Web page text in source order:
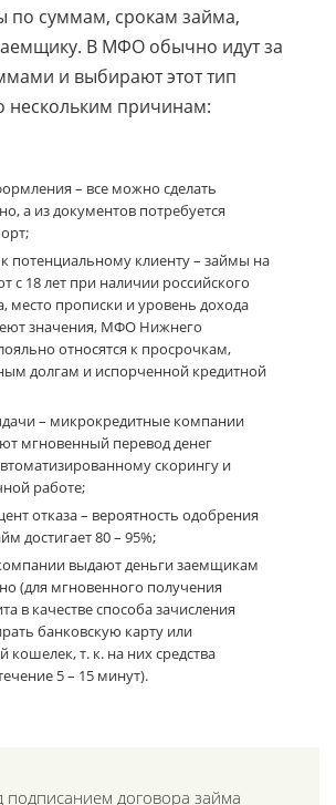
по суммам, срокам займа,
В МФО обычно идут за
и выбирают этот тип
нескольким причинам:
– все можно сделать
а из документов потребуется
потенциальному клиенту– займы на
с 18 лет при наличии российского
место прописки и уровень дохода
значения, МФО Нижнего
относятся к просрочкам,
долгам и испорченной кредитной
– микрокредитные компании
мгновенный перевод денег
скорингу и
работе;
отказа– вероятность одобрения
достигает 80 – 95%;
выдают деньги заемщикам
(для мгновенного получения
в качестве способа зачисления
банковскую карту или
кошелек, т. к. на них средства
5 – 15 минут).
подписанием договора займа